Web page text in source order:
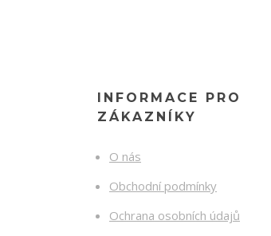
INFORMACE PRO
ZÁKAZNÍKY
O nás
Obchodní podmínky
Ochrana osobních údajů